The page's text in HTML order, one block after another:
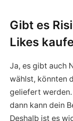
Gibt es
Likes
Ja, es gibt auch
wählst, könnten
geliefert werden.
dann kann dein
Deshalb ist es